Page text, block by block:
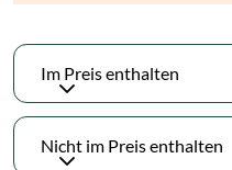
Im Preis enthalten
Nicht im Preis enthalten